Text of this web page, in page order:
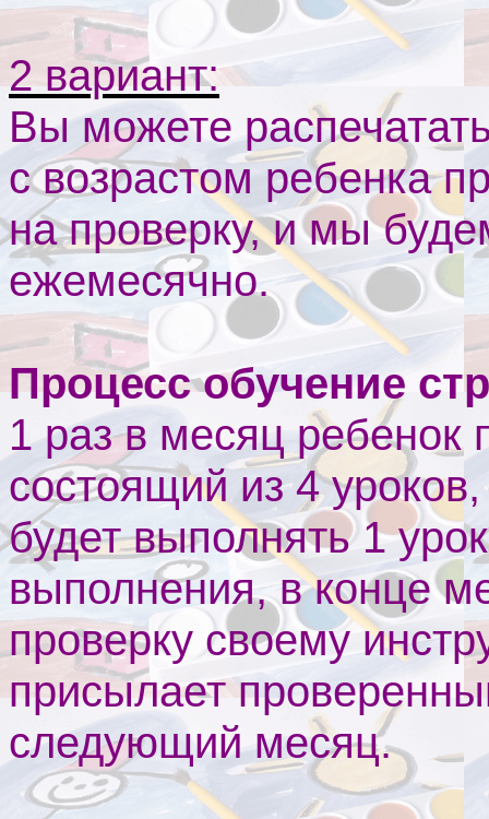
2 вариант:
Вы можете
с возрастом ребенка
на проверку, и мы
ежемесячно.
Процесс обучение
1 раз в месяц ребенок
состоящий из 4
будет выполнять 1
выполнения, в конце
проверку своему
присылает
следующий месяц.